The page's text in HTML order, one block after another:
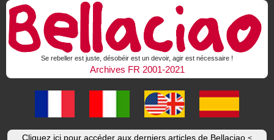
Se rebeller est juste, désobéir est un devoir, agir est nécessaire !
Archives FR 2001-2021
Cliquez ici pour accéder aux derniers articles de Bellaciao <